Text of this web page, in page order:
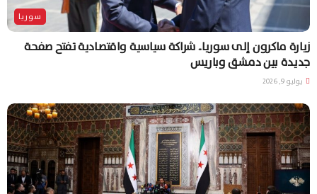
سوريا
زيارة ماكرون إلى سوريا.. شراكة سياسية واقتصادية تفتح صفحة
جديدة بين دمشق وباريس
يوليو 9, 2026